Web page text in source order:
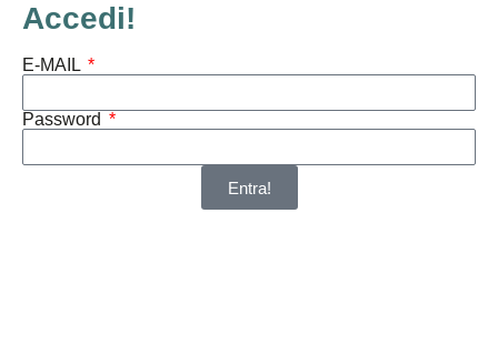
Accedi!
E-MAIL
Password
Entra!